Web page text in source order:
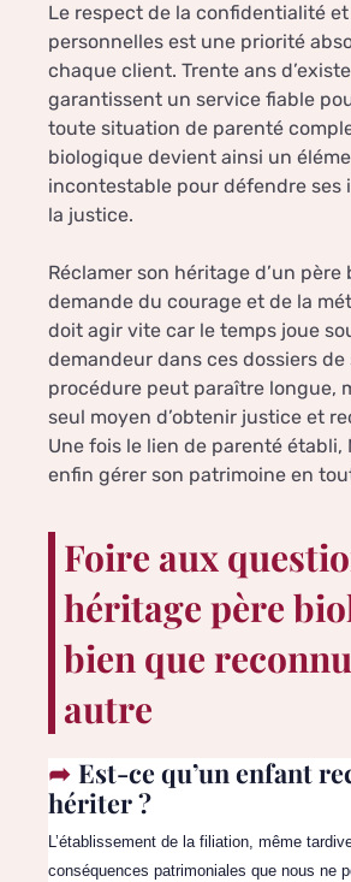
Le respect de la confidentialité
personnelles est une priorité
chaque client. Trente ans
garantissent un service fiable
toute situation de parenté
biologique devient ainsi un
incontestable pour défendre ses
la justice.
Réclamer son héritage d’un père
demande du courage et de la
doit agir vite car le temps joue
demandeur dans ces dossiers de
procédure peut paraître longue,
seul moyen d’obtenir justice et
Une fois le lien de parenté établi,
enfin gérer son patrimoine en
Foire aux
héritage père
bien que
autre
Est-ce qu’un enfant
hériter ?
L’établissement de la filiation, même
conséquences patrimoniales que nous ne